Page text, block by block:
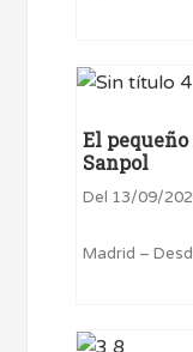
El
Sanpol
Del 13/09/
Madrid –